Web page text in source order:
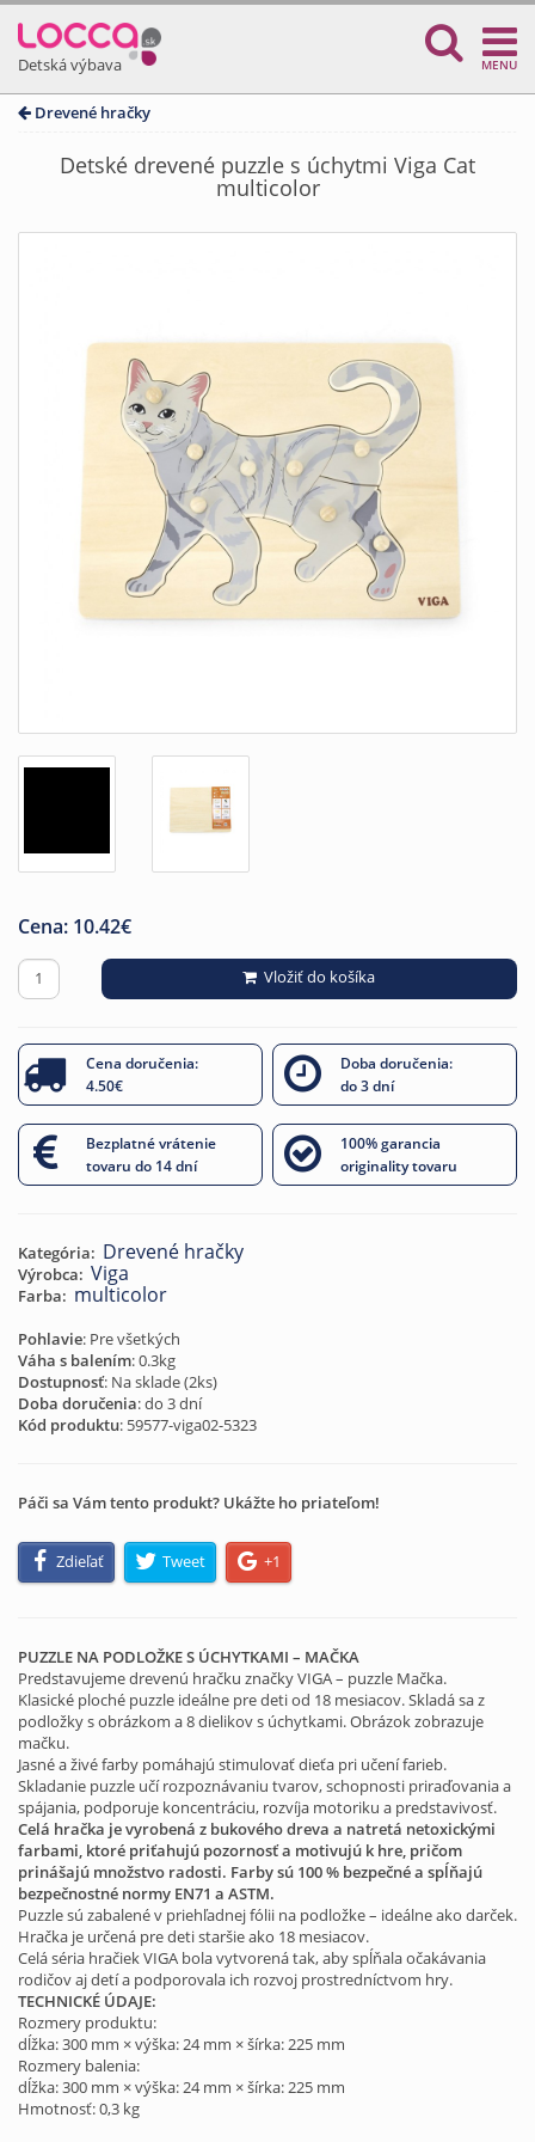
Detská výbava MENU
Drevené hračky
Detské drevené puzzle s úchytmi Viga Cat
multicolor
Cena: 10.42€
Vložiť do košíka
Cena doručenia:
4.50€
Doba doručenia:
do 3 dní
Bezplatné vrátenie
tovaru do 14 dní
100% garancia
originality tovaru
Kategória: Drevené hračky
Výrobca: Viga
Farba: multicolor
Pohlavie: Pre všetkých
Váha s balením: 0.3kg
Dostupnosť: Na sklade (2ks)
Doba doručenia: do 3 dní
Kód produktu: 59577-viga02-5323
Páči sa Vám tento produkt? Ukážte ho priateľom!
Zdieľať Tweet +1
PUZZLE NA PODLOŽKE S ÚCHYTKAMI – MAČKA
Predstavujeme drevenú hračku značky VIGA – puzzle Mačka.
Klasické ploché puzzle ideálne pre deti od 18 mesiacov. Skladá sa z
podložky s obrázkom a 8 dielikov s úchytkami. Obrázok zobrazuje
mačku.
Jasné a živé farby pomáhajú stimulovať dieťa pri učení farieb.
Skladanie puzzle učí rozpoznávaniu tvarov, schopnosti priraďovania a
spájania, podporuje koncentráciu, rozvíja motoriku a predstavivosť.
Celá hračka je vyrobená z bukového dreva a natretá netoxickými
farbami, ktoré priťahujú pozornosť a motivujú k hre, pričom
prinášajú množstvo radosti. Farby sú 100 % bezpečné a spĺňajú
bezpečnostné normy EN71 a ASTM.
Puzzle sú zabalené v priehľadnej fólii na podložke – ideálne ako darček.
Hračka je určená pre deti staršie ako 18 mesiacov.
Celá séria hračiek VIGA bola vytvorená tak, aby spĺňala očakávania
rodičov aj detí a podporovala ich rozvoj prostredníctvom hry.
TECHNICKÉ ÚDAJE:
Rozmery produktu:
dĺžka: 300 mm × výška: 24 mm × šírka: 225 mm
Rozmery balenia:
dĺžka: 300 mm × výška: 24 mm × šírka: 225 mm
Hmotnosť: 0,3 kg